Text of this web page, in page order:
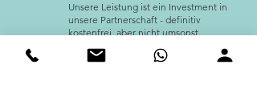
Unsere Leistung ist ein Investment in
unsere Partnerschaft - definitiv
kostenfrei, aber nicht umsonst.